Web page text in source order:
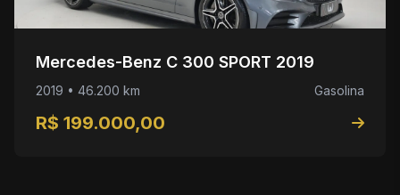
Mercedes-Benz C 300 SPORT 2019
2019 • 46.200 km Gasolina
R$ 199.000,00